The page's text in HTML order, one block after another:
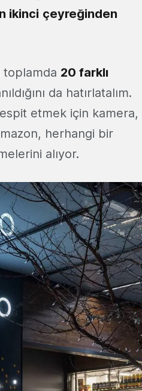
ikinci çeyreğinden
toplamda 20 farklı
da hatırlatalım.
etmek için kamera,
herhangi bir
alıyor.